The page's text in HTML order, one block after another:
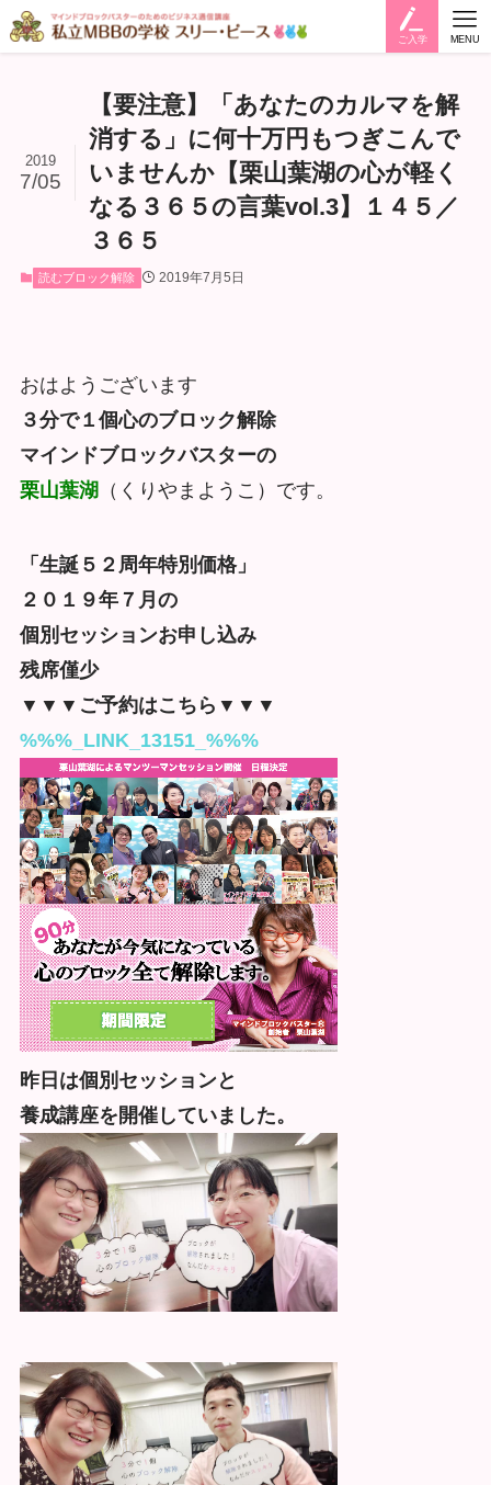
ご入学 MENU
【要注意】「あなたのカルマを解
消する」に何十万円もつぎこんで
いませんか【栗山葉湖の心が軽く
なる３６５の言葉vol.3】１４５／
３６５
2019
7/05
読むブロック解除 2019年7月5日
おはようございます
３分で１個心のブロック解除
マインドブロックバスターの
栗山葉湖 （くりやまようこ）です。
「生誕５２周年特別価格」
２０１９年７月の
個別セッションお申し込み
残席僅少
▼▼▼ご予約はこちら▼▼▼
%%%_LINK_13151_%%%
昨日は個別セッションと
養成講座を開催していました。